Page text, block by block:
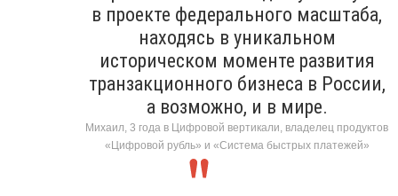
в проекте федерального масштаба,
находясь в уникальном
историческом моменте развития
транзакционного бизнеса в России,
а возможно, и в мире.
Михаил, 3 года в Цифровой вертикали, владелец продуктов
«Цифровой рубль» и «Система быстрых платежей»